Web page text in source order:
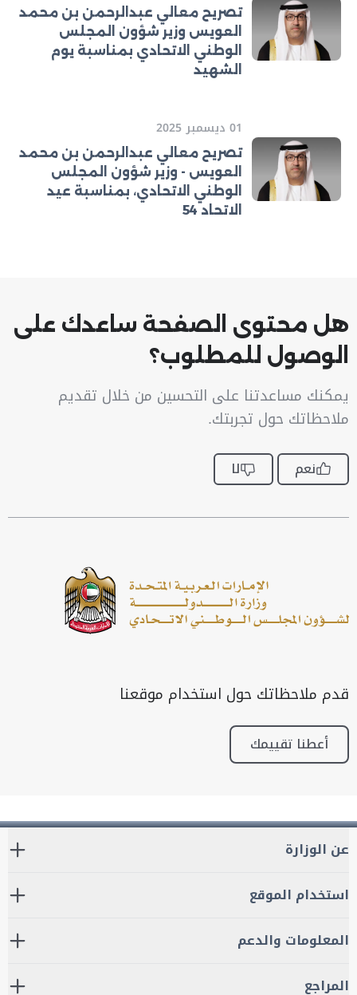
تصريح معالي عبدالرحمن بن محمد
العويس وزير شؤون المجلس
الوطني الاتحادي بمناسبة يوم
الشهيد
01 ديسمبر 2025
تصريح معالي عبدالرحمن بن محمد
العويس - وزير شؤون المجلس
الوطني الاتحادي، بمناسبة عيد
الاتحاد 54
هل محتوى الصفحة ساعدك على
الوصول للمطلوب؟
يمكنك مساعدتنا على التحسين من خلال تقديم
ملاحظاتك حول تجربتك.
نعم لا
قدم ملاحظاتك حول استخدام موقعنا
أعطنا تقييمك
عن الوزارة
استخدام الموقع
المعلومات والدعم
المراجع